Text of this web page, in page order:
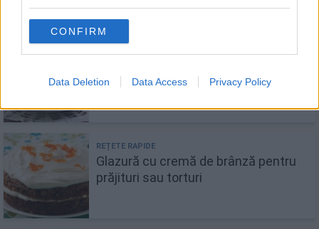
CONFIRM
Data Deletion Data Access Privacy Policy
combinația perfectă pentru desert
Glazură cu cremă de brânză pentru
prăjituri sau torturi